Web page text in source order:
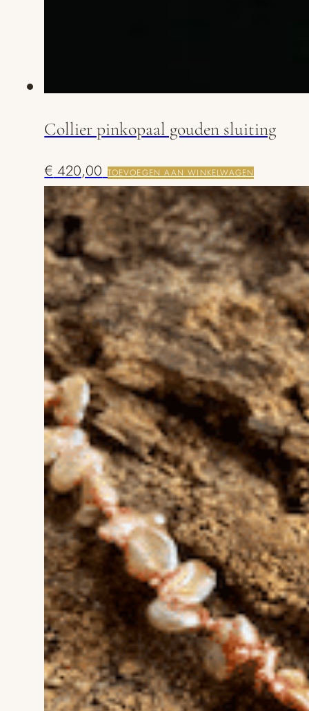
Collier pinkopaal gouden sluiting
€ 420,00 TOEVOEGEN AAN WINKELWAGEN